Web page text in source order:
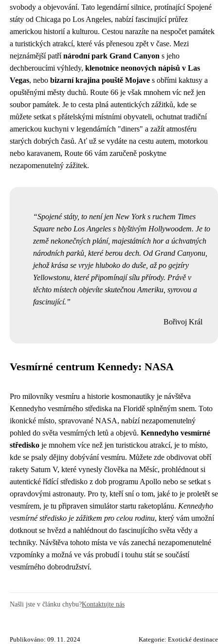
svobody a objevování. Tato legendární silnice, protínající Spojené
státy od Chicaga po Los Angeles, nabízí fascinující průřez
americkou historií a kulturou. Cestou narazíte na nespočet památek
a turistických atrakcí, které vás přenesou zpět v čase. Mezi
nejznámější patřínárodní park Grand Canyon s jeho
dechberoucími výhledy, klenotnice neonových nápisů v Las
Vegas, nebo bizarní krajina pouště Mojave s obřími kaktusy a
opuštěnými městy duchů. Route 66 je však mnohem víc než jen
soubor památek. Je to cesta plná autentických zážitků, kde se
můžete setkat s přátelskými místními obyvateli, ochutnat tradiční
americkou kuchyni v legendárních "diners" a zažít atmosféru
starých dobrých časů. Ať už se vydáte na cestu autem, motorkou
nebo karavanem, Route 66 vám zaručeně poskytne
nezapomenutelný zážitek.
Spojené státy, to není jen New York s ruchem Times
Square nebo Los Angeles s blyštivým Hollywoodem. Je to
země nekonečných plání, majestátních hor a úchvatných
národních parků, které berou dech. Od Grand Canyonu,
jehož krása se vryje hluboko do duše, až po gejzíry
Yellowstonu, které připomínají sílu přírody. Právě v
těchto místech objevíte skutečnou Ameriku, syrovou a
fascinující.
Bořivoj Král
Vesmírné centrum Kennedy: NASA
Pro milovníky vesmíru a historie kosmonautiky je návštěva
Kennedyho vesmírného střediska na Floridě splněným snem. Toto
ikonické místo, spravované NASA, nabízí nezapomenutelný
pohled do světa vesmírných letů a objevů. Kennedyho vesmírné
středisko je mnohem více než jen turistickou atrakcí, je to místo,
kde se psaly dějiny dobývání vesmíru. Můžete zde obdivovat obří
rakety Saturn V, které vynesly člověka na Měsíc, prohlédnout si
autentické řídící středisko z dob programu Apollo nebo se setkat s
opravdovými astronauty. Pro ty, kteří sní o tom, jaké to je proletět se
vesmírem, je tu připraven simulátor startu raketoplánu. Kennedyho
vesmírné středisko je zážitkem pro celou rodinu, který vám umožní
dotknout se hvězd a nahlédnout do fascinujícího světa vědy a
techniky. Návštěva tohoto místa ve vás zanechá nezapomenutelné
vzpomínky a možná ve vás probudí i touhu stát se součástí
vesmírného dobrodružství.
Našli jste v článku chybu?Kontaktujte nás
Publikováno: 09. 11. 2024 Kategorie: Exotické destinace